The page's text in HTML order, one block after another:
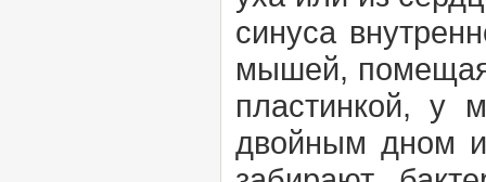
синуса
мышей, помещая
пластинкой, у
двойным дном